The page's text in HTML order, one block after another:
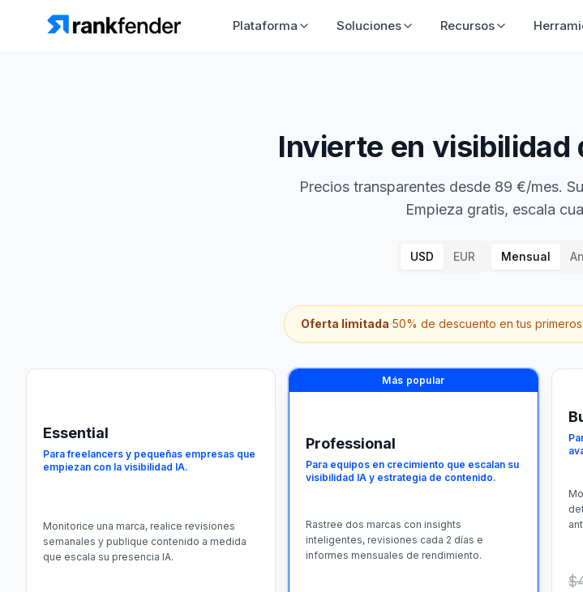
Plataforma Soluciones Recursos
Invierte en visibilidad
Precios transparentes desde 89 €/mes.
Empieza gratis, escala
USD EUR Mensual
Oferta limitada·50% de descuento en tus
Essential
Para freelancers y pequeñas empresas que
empiezan con la visibilidad IA.
Monitorice una marca, realice revisiones
semanales y publique contenido a medida
que escala su presencia IA.
Más popular
Professional
Para equipos en crecimiento que escalan su
visibilidad IA y estrategia de contenido.
Rastree dos marcas con insights
inteligentes, revisiones cada 2 días e
informes mensuales de rendimiento.